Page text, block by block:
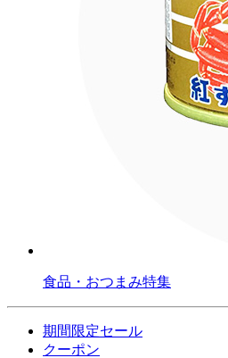
食品・おつまみ特集
期間限定セール
クーポン